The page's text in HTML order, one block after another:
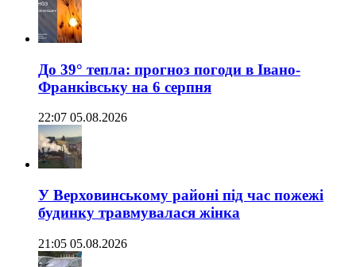
До 39° тепла: прогноз погоди в Івано-
Франківську на 6 серпня
22:07 05.08.2026
У Верховинському районі під час пожежі
будинку травмувалася жінка
21:05 05.08.2026